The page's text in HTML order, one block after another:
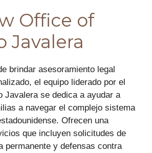
Office of
Javalera
brindar asesoramiento legal
el equipo liderado por el
Javalera se dedica a ayudar a
a navegar el complejo sistema
Ofrecen una
que incluyen solicitudes de
permanente y defensas contra